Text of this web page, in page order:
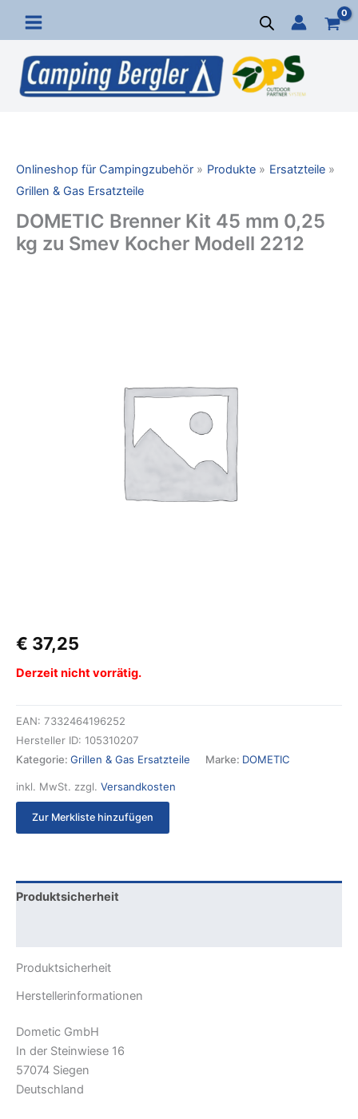
Inhalt
springen
Onlineshop für Campingzubehör Produkte
Ersatzteile
Grillen & Gas Ersatzteile
DOMETIC Brenner Kit 45 mm 0,25
kg zu Smev Kocher Modell 2212
€ 37,25
Derzeit nicht vorrätig.
EAN: 7332464196252
Hersteller ID: 105310207
Kategorie: Grillen & Gas Ersatzteile Marke: DOMETIC
inkl. MwSt. zzgl. Versandkosten
Zur Merkliste hinzufügen
Produktsicherheit
Produktsicherheit
Herstellerinformationen
Dometic GmbH
In der Steinwiese 16
57074 Siegen
Deutschland